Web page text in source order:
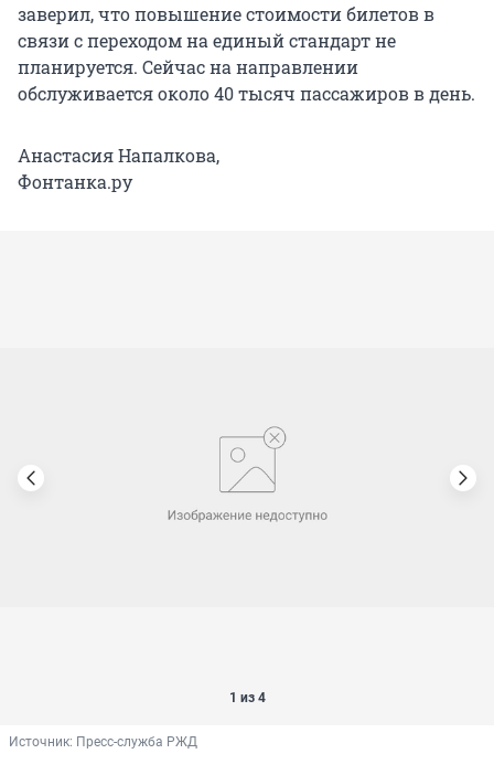
заверил, что повышение стоимости билетов в
связи с переходом на единый стандарт не
планируется. Сейчас на направлении
обслуживается около 40 тысяч пассажиров в день.
Анастасия Напалкова,
Фонтанка.ру
1 из 4
Источник: Пресс-служба РЖД